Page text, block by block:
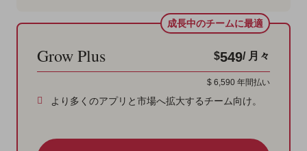
成長中のチームに最適
Grow Plus $549/ 月々
$ 6,590 年間払い
より多くのアプリと市場へ拡大するチーム向け。